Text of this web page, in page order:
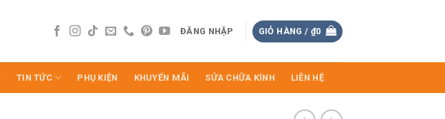
ĐĂNG NHẬP GIỎ HÀNG / ₫0
TIN TỨC PHỤ KIỆN KHUYẾN MÃI SỬA CHỮA KÍNH LIÊN HỆ